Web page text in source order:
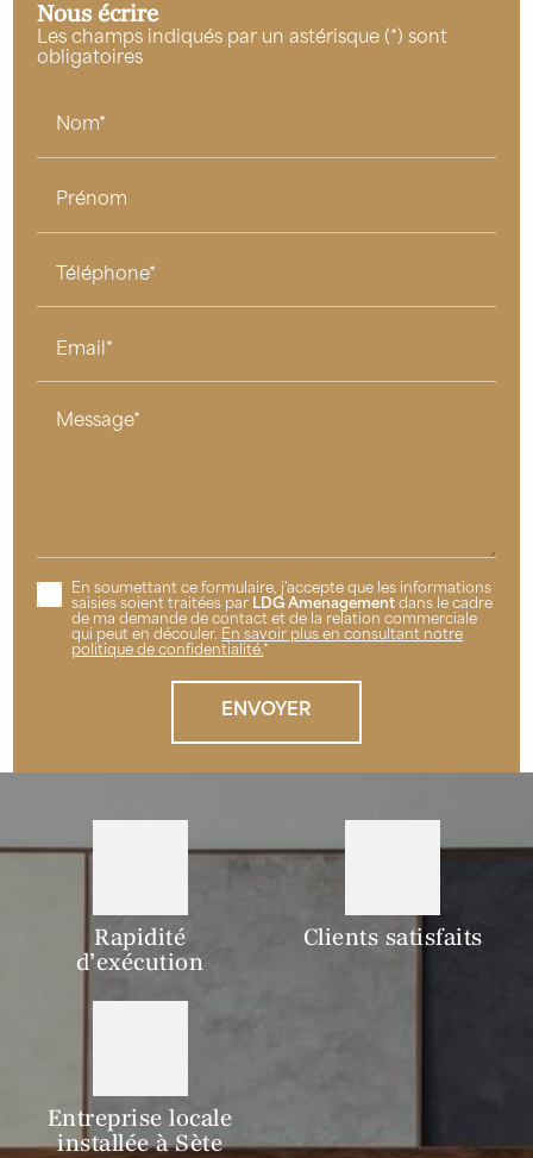
Nous écrire
Les champs indiqués par un astérisque (*) sont
obligatoires
Nom*
Prénom
Téléphone*
Email*
Message*
En soumettant ce formulaire, j'accepte que les informations
saisies soient traitées par LDG Amenagement dans le cadre
de ma demande de contact et de la relation commerciale
qui peut en découler. En savoir plus en consultant notre
politique de confidentialité.*
Rapidité
d’exécution
Clients satisfaits
Entreprise locale
installée à Sète